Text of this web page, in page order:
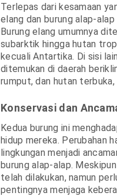
Terlepas dari kesamaan
elang dan burung alap-
Burung elang umumnya
subarktik hingga hutan
kecuali Antartika. Di sisi
ditemukan di daerah
rumput, dan hutan
Konservasi dan
Kedua burung ini
hidup mereka. Perubahan
lingkungan menjadi
burung alap-alap.
telah dilakukan, namun
pentingnya menjaga